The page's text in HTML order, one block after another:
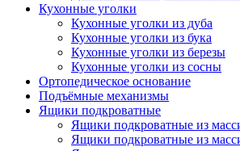
Кухонные уголки
Кухонные уголки из дуба
Кухонные уголки из бука
Кухонные уголки из березы
Кухонные уголки из сосны
Ортопедическое основание
Подъёмные механизмы
Ящики подкроватные
Ящики подкроватные из
Ящики подкроватные из